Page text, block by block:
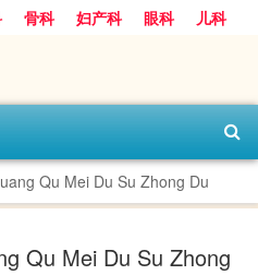
骨科 妇产科 眼科
儿科
Qu Mei Du Su Zhong Du
Qu Mei Du Su Zhong